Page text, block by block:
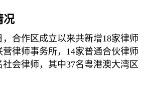
况
，合作区成立以来共新增18家律师
律师事务所，14家普通合伙律师
会律师，其中37名粤港澳大湾区